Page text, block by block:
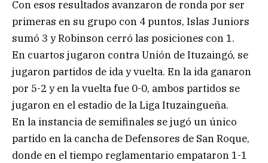
Con esos resultados avanzaron de ronda por ser
primeras en su grupo con 4 puntos, Islas Juniors
sumó 3 y Robinson cerró las posiciones con 1.
En cuartos jugaron contra Unión de Ituzaingó, se
jugaron partidos de ida y vuelta. En la ida ganaron
por 5-2 y en la vuelta fue 0-0, ambos partidos se
jugaron en el estadio de la Liga Ituzaingueña.
En la instancia de semifinales se jugó un único
partido en la cancha de Defensores de San Roque,
donde en el tiempo reglamentario empataron 1-1